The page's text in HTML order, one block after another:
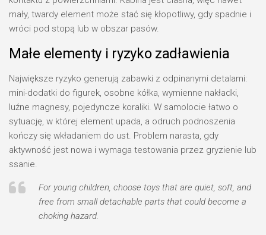
mały, twardy element może stać się kłopotliwy, gdy spadnie i
wróci pod stopą lub w obszar pasów.
Małe elementy i ryzyko zadławienia
Największe ryzyko generują zabawki z odpinanymi detalami:
mini-dodatki do figurek, osobne kółka, wymienne nakładki,
luźne magnesy, pojedyncze koraliki. W samolocie łatwo o
sytuację, w której element upada, a odruch podnoszenia
kończy się wkładaniem do ust. Problem narasta, gdy
aktywność jest nowa i wymaga testowania przez gryzienie lub
ssanie.
For young children, choose toys that are quiet, soft, and
free from small detachable parts that could become a
choking hazard.